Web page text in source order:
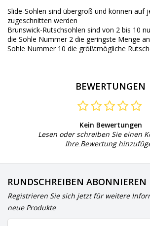
Slide-Sohlen sind übergroß und können auf
zugeschnitten werden
Brunswick-Rutschsohlen sind von 2 bis 10
die Sohle Nummer 2 die geringste Menge
Sohle Nummer 10 die größtmögliche
BEWERTUNGEN
Kein Bewertungen
Lesen oder schreiben Sie einen
Ihre Bewertung
RUNDSCHREIBEN ABONNIEREN
Registrieren Sie sich jetzt für weitere
neue Produkte